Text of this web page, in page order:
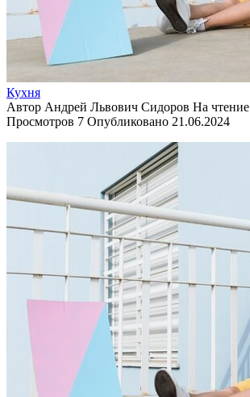
Кухня
Автор Андрей Львович Сидоров На чтение
Просмотров 7 Опубликовано 21.06.2024